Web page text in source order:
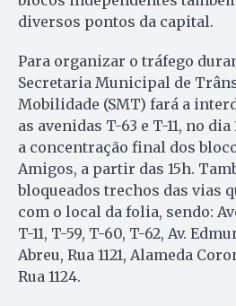
diversos pontos da capital.
Para organizar o tráfego
Secretaria Municipal de
Mobilidade (SMT) fará a
as avenidas T-63 e T-11, no
a concentração final dos
Amigos, a partir das 15h.
bloqueados trechos das vias
com o local da folia, sendo:
T-11, T-59, T-60, T-62, Av.
Abreu, Rua 1121, Alameda
Rua 1124.